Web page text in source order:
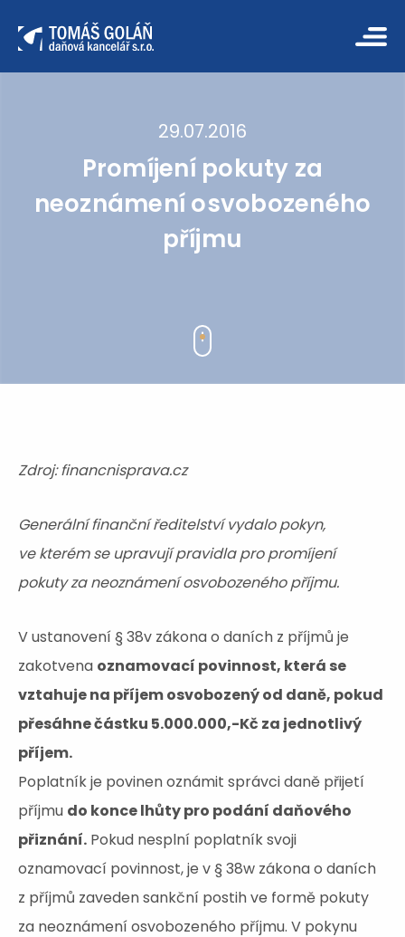
29.07.2016
Promíjení pokuty za
neoznámení osvobozeného
příjmu
Zdroj: financnisprava.cz
Generální finanční ředitelství vydalo pokyn,
ve kterém se upravují pravidla pro promíjení
pokuty za neoznámení osvobozeného příjmu.
V ustanovení § 38v zákona o daních z příjmů je
zakotvena oznamovací povinnost, která se
vztahuje na příjem osvobozený od daně, pokud
přesáhne částku 5.000.000,-Kč za jednotlivý
příjem.
Poplatník je povinen oznámit správci daně přijetí
příjmu do konce lhůty pro podání daňového
přiznání. Pokud nesplní poplatník svoji
oznamovací povinnost, je v § 38w zákona o daních
z příjmů zaveden sankční postih ve formě pokuty
za neoznámení osvobozeného příjmu. V pokynu